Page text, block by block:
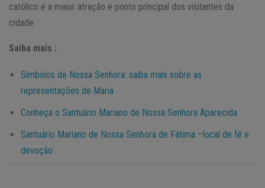
católico é a maior atração e ponto principal dos visitantes da
cidade.
Saiba mais :
Símbolos de Nossa Senhora: saiba mais sobre as
representações de Maria
Conheça o Santuário Mariano de Nossa Senhora Aparecida
Santuário Mariano de Nossa Senhora de Fátima –local de fé e
devoção